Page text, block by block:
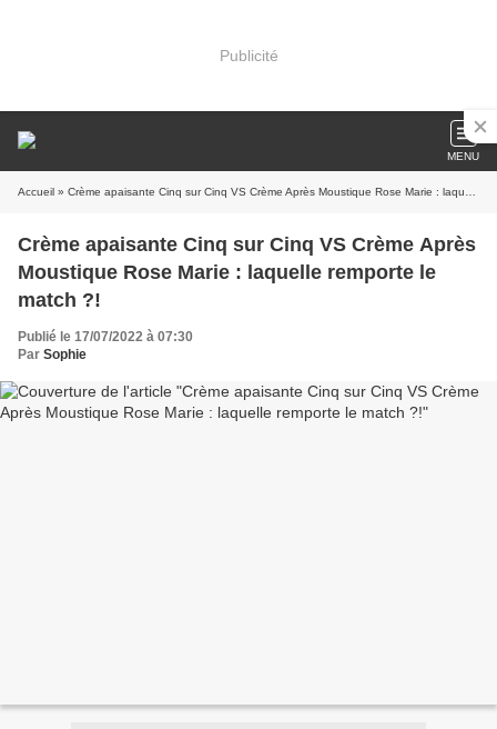
Publicité
MENU
Accueil » Crème apaisante Cinq sur Cinq VS Crème Après Moustique Rose Marie : laquelle remporte le match ?!
Crème apaisante Cinq sur Cinq VS Crème Après
Moustique Rose Marie : laquelle remporte le
match ?!
Publié le 17/07/2022 à 07:30
Par Sophie